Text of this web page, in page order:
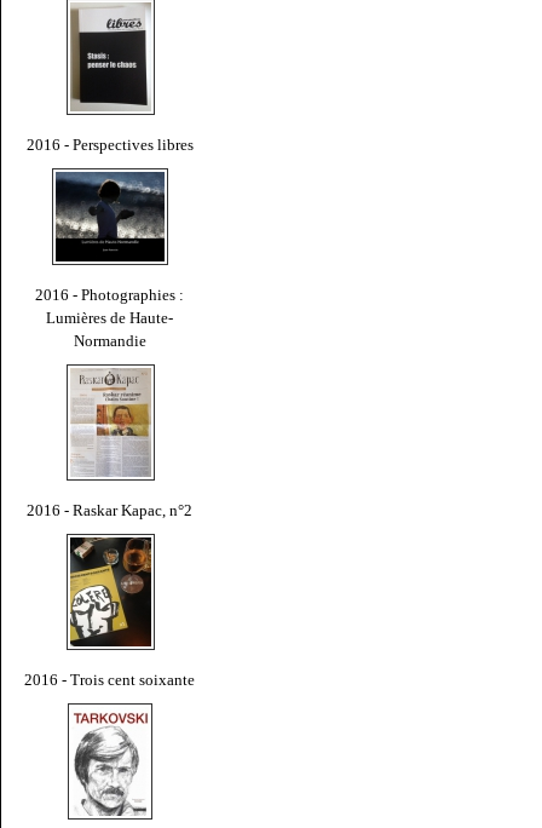
2016 - Perspectives libres
2016 - Photographies :
Lumières de Haute-
Normandie
2016 - Raskar Kapac, n°2
2016 - Trois cent soixante